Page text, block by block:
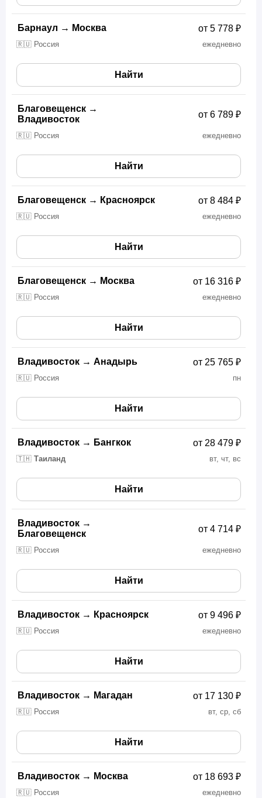
Барнаул → Москва
🇷🇺 Россия ежедневно
от 5 778 ₽
Найти
Благовещенск →
Владивосток
🇷🇺 Россия ежедневно
от 6 789 ₽
Найти
Благовещенск → Красноярск
🇷🇺 Россия ежедневно
от 8 484 ₽
Найти
Благовещенск → Москва
🇷🇺 Россия ежедневно
от 16 316 ₽
Найти
Владивосток → Анадырь
🇷🇺 Россия пн
от 25 765 ₽
Найти
Владивосток → Бангкок
🇹🇭 Таиланд вт, чт, вс
от 28 479 ₽
Найти
Владивосток →
Благовещенск
🇷🇺 Россия ежедневно
от 4 714 ₽
Найти
Владивосток → Красноярск
🇷🇺 Россия ежедневно
от 9 496 ₽
Найти
Владивосток → Магадан
🇷🇺 Россия вт, ср, сб
от 17 130 ₽
Найти
Владивосток → Москва
🇷🇺 Россия ежедневно
от 18 693 ₽